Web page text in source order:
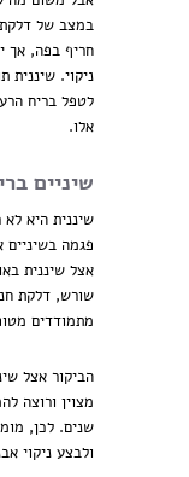
במצב של דלקת
חריף בפה, אך
ניקוי. שיננית
לטפל בריח
אלו.
שיניים
שיננית היא
פגמה
אצל שיננית
שורש, דלקת
מתמודדים
הביקור אצל
מצוין ורוצה
שנים. לכן,
ולבצע ניקוי